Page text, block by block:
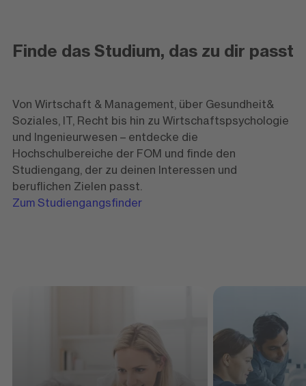
Finde das Studium, das zu dir passt
Von Wirtschaft & Management, über Gesundheit&
Soziales, IT, Recht bis hin zu Wirtschaftspsychologie
und Ingenieurwesen – entdecke die
Hochschulbereiche der FOM und finde den
Studiengang, der zu deinen Interessen und
beruflichen Zielen passt.
Zum Studiengangsfinder